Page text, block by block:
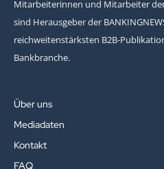
Mitarbeiterinnen und Mitarbeiter
sind Herausgeber der
reichweitenstärksten B2B-
Bankbranche.
Über uns
Mediadaten
Kontakt
FAQ